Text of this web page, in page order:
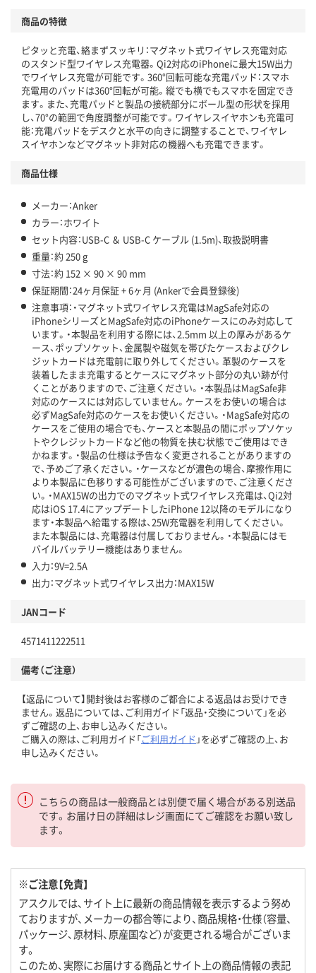
商品の特徴
ピタッと充電、絡まずスッキリ：マグネット式ワイヤレス充電対応
のスタンド型ワイヤレス充電器。Qi2対応のiPhoneに最大15W出力
でワイヤレス充電が可能です。360°回転可能な充電パッド：スマホ
充電用のパッドは360°回転が可能。縦でも横でもスマホを固定でき
ます。また、充電パッドと製品の接続部分にボール型の形状を採用
し、70°の範囲で角度調整が可能です。ワイヤレスイヤホンも充電可
能：充電パッドをデスクと水平の向きに調整することで、ワイヤレ
スイヤホンなどマグネット非対応の機器へも充電できます。
商品仕様
メーカー：Anker
カラー：ホワイト
セット内容：USB-C ＆ USB-C ケーブル (1.5m)、取扱説明書
重量：約 250 g
寸法：約 152 × 90 × 90 mm
保証期間：24ヶ月保証 + 6ヶ月 (Ankerで会員登録後)
注意事項：・マグネット式ワイヤレス充電はMagSafe対応の
iPhoneシリーズとMagSafe対応のiPhoneケースにのみ対応して
います。・本製品を利用する際には、2.5mm 以上の厚みがあるケ
ース、ポップソケット、金属製や磁気を帯びたケースおよびクレ
ジットカードは充電前に取り外してください。革製のケースを
装着したまま充電するとケースにマグネット部分の丸い跡が付
くことがありますので、ご注意ください。・本製品はMagSafe非
対応のケースには対応していません。ケースをお使いの場合は
必ずMagSafe対応のケースをお使いください。・MagSafe対応の
ケースをご使用の場合でも、ケースと本製品の間にポップソケッ
トやクレジットカードなど他の物質を挟む状態でご使用はでき
かねます。・製品の仕様は予告なく変更されることがありますの
で、予めご了承ください。・ケースなどが濃色の場合、摩擦作用に
より本製品に色移りする可能性がございますので、ご注意くださ
い。・MAX15Wの出力でのマグネット式ワイヤレス充電は、Qi2対
応はiOS 17.4にアップデートしたiPhone 12以降のモデルになり
ます・本製品へ給電する際は、25W充電器を利用してください。
また本製品には、充電器は付属しておりません。・本製品にはモ
バイルバッテリー機能はありません。
入力：9V=2.5A
出力：マグネット式ワイヤレス出力：MAX15W
JANコード
4571411222511
備考（ご注意）
【返品について】開封後はお客様のご都合による返品はお受けでき
ません。返品については、ご利用ガイド「返品・交換について」を必
ずご確認の上、お申し込みください。
ご購入の際は、ご利用ガイド「ご利用ガイド 」を必ずご確認の上、お
申し込みください。
こちらの商品は一般商品とは別便で届く場合がある別送品
です。お届け日の詳細はレジ画面にてご確認をお願い致し
ます。
※ご注意【免責】
アスクルでは、サイト上に最新の商品情報を表示するよう努め
ておりますが、メーカーの都合等により、商品規格・仕様（容量、
パッケージ、原材料、原産国など）が変更される場合がございま
す。
このため、実際にお届けする商品とサイト上の商品情報の表記